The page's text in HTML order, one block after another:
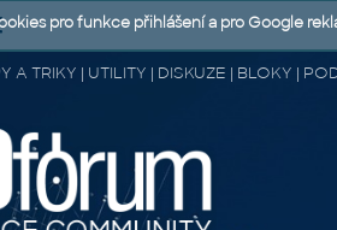
A TRIKY | UTILITY | DISKUZE | BLOKY |
pro funkce přihlášení a pro Google